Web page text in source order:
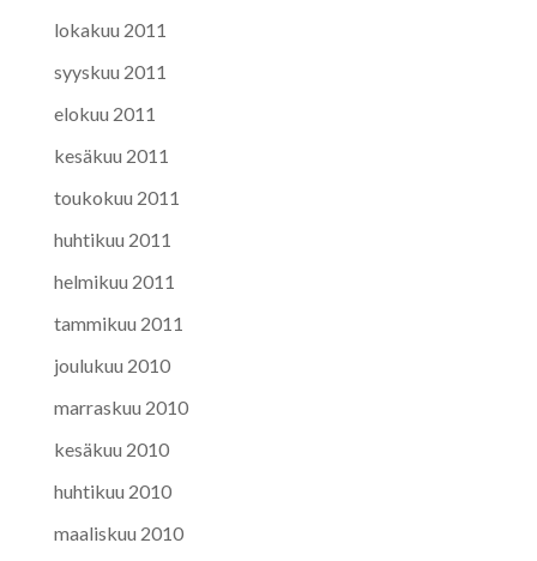
lokakuu 2011
syyskuu 2011
elokuu 2011
kesäkuu 2011
toukokuu 2011
huhtikuu 2011
helmikuu 2011
tammikuu 2011
joulukuu 2010
marraskuu 2010
kesäkuu 2010
huhtikuu 2010
maaliskuu 2010